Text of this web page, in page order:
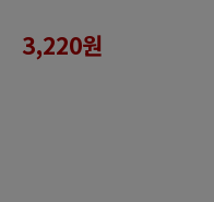
3,220원